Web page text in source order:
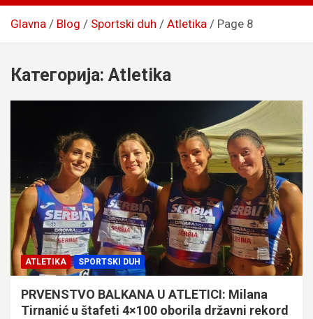
Glavna Blog Sportski duh Atletika Page 8
Категорија: Atletika
ATLETIKA SPORTSKI DUH
PRVENSTVO BALKANA U ATLETICI: Milana
Tirnanić u štafeti 4×100 oborila državni rekord